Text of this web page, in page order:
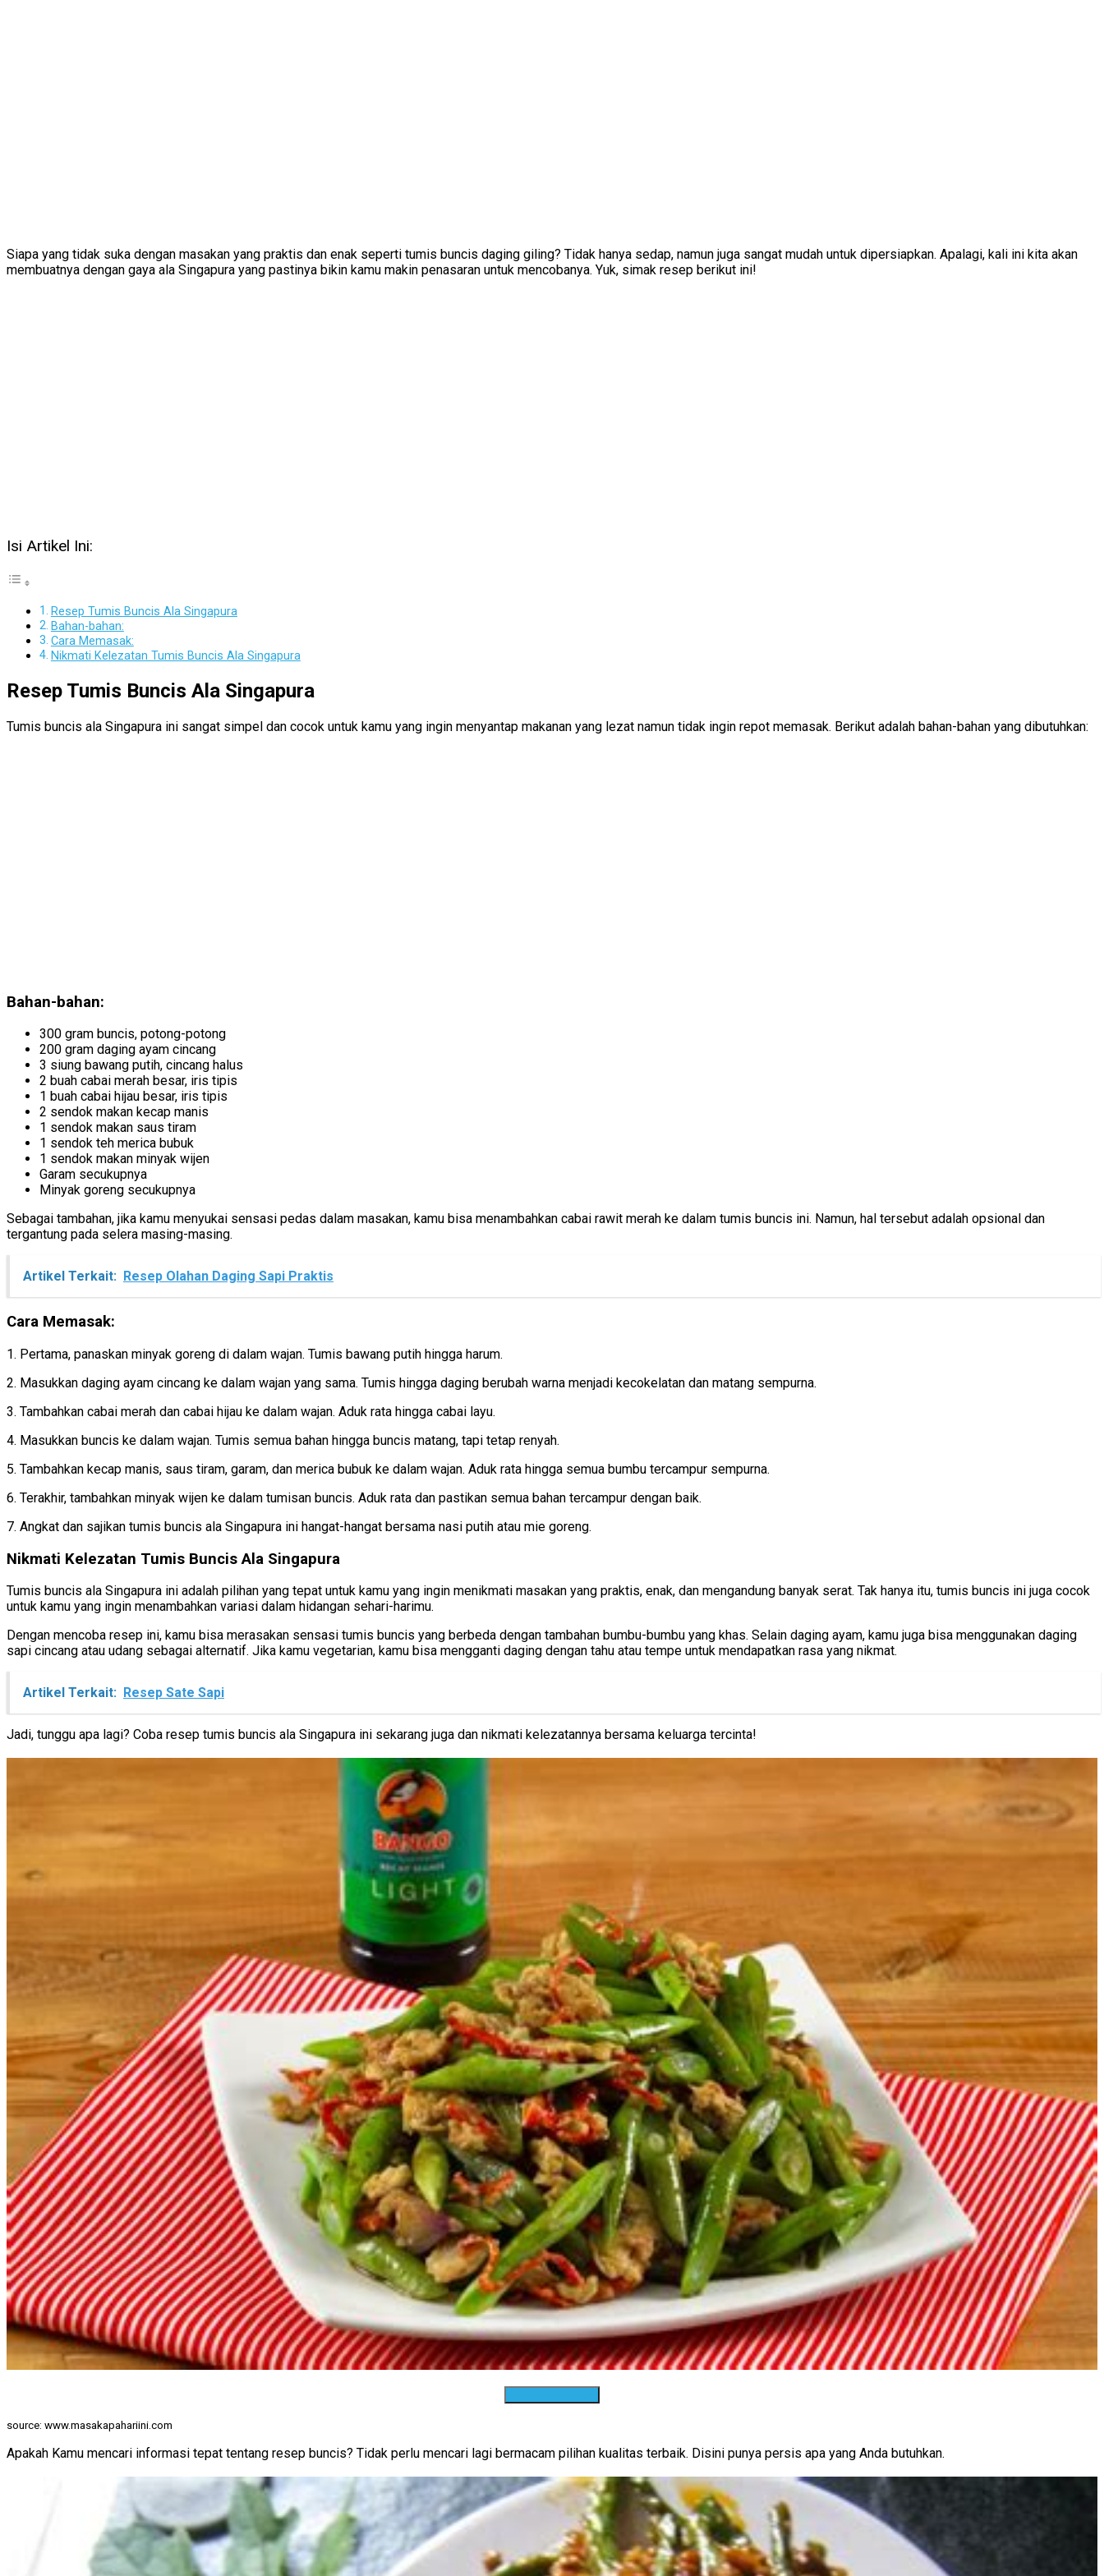
Siapa yang tidak suka dengan masakan yang praktis dan enak seperti tumis buncis daging giling? Tidak hanya sedap, namun juga sangat mudah untuk dipersiapkan. Apalagi, kali ini kita akan
membuatnya dengan gaya ala Singapura yang pastinya bikin kamu makin penasaran untuk mencobanya. Yuk, simak resep berikut ini!
Isi Artikel Ini:
Resep Tumis Buncis Ala Singapura
Bahan-bahan:
Cara Memasak:
Nikmati Kelezatan Tumis Buncis Ala Singapura
Resep Tumis Buncis Ala Singapura
Tumis buncis ala Singapura ini sangat simpel dan cocok untuk kamu yang ingin menyantap makanan yang lezat namun tidak ingin repot memasak. Berikut adalah bahan-bahan yang dibutuhkan:
Bahan-bahan:
300 gram buncis, potong-potong
200 gram daging ayam cincang
3 siung bawang putih, cincang halus
2 buah cabai merah besar, iris tipis
1 buah cabai hijau besar, iris tipis
2 sendok makan kecap manis
1 sendok makan saus tiram
1 sendok teh merica bubuk
1 sendok makan minyak wijen
Garam secukupnya
Minyak goreng secukupnya
Sebagai tambahan, jika kamu menyukai sensasi pedas dalam masakan, kamu bisa menambahkan cabai rawit merah ke dalam tumis buncis ini. Namun, hal tersebut adalah opsional dan
tergantung pada selera masing-masing.
Artikel Terkait: Resep Olahan Daging Sapi Praktis
Cara Memasak:
1. Pertama, panaskan minyak goreng di dalam wajan. Tumis bawang putih hingga harum.
2. Masukkan daging ayam cincang ke dalam wajan yang sama. Tumis hingga daging berubah warna menjadi kecokelatan dan matang sempurna.
3. Tambahkan cabai merah dan cabai hijau ke dalam wajan. Aduk rata hingga cabai layu.
4. Masukkan buncis ke dalam wajan. Tumis semua bahan hingga buncis matang, tapi tetap renyah.
5. Tambahkan kecap manis, saus tiram, garam, dan merica bubuk ke dalam wajan. Aduk rata hingga semua bumbu tercampur sempurna.
6. Terakhir, tambahkan minyak wijen ke dalam tumisan buncis. Aduk rata dan pastikan semua bahan tercampur dengan baik.
7. Angkat dan sajikan tumis buncis ala Singapura ini hangat-hangat bersama nasi putih atau mie goreng.
Nikmati Kelezatan Tumis Buncis Ala Singapura
Tumis buncis ala Singapura ini adalah pilihan yang tepat untuk kamu yang ingin menikmati masakan yang praktis, enak, dan mengandung banyak serat. Tak hanya itu, tumis buncis ini juga cocok
untuk kamu yang ingin menambahkan variasi dalam hidangan sehari-harimu.
Dengan mencoba resep ini, kamu bisa merasakan sensasi tumis buncis yang berbeda dengan tambahan bumbu-bumbu yang khas. Selain daging ayam, kamu juga bisa menggunakan daging
sapi cincang atau udang sebagai alternatif. Jika kamu vegetarian, kamu bisa mengganti daging dengan tahu atau tempe untuk mendapatkan rasa yang nikmat.
Artikel Terkait: Resep Sate Sapi
Jadi, tunggu apa lagi? Coba resep tumis buncis ala Singapura ini sekarang juga dan nikmati kelezatannya bersama keluarga tercinta!
source: www.masakapahariini.com
Apakah Kamu mencari informasi tepat tentang resep buncis? Tidak perlu mencari lagi bermacam pilihan kualitas terbaik. Disini punya persis apa yang Anda butuhkan.